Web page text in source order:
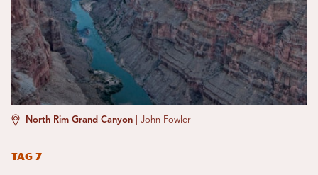
North Rim Grand Canyon John Fowler
Tag 7